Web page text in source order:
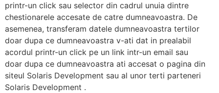
printr-un click sau selector din cadrul unuia dintre
chestionarele accesate de catre dumneavoastra. De
asemenea, transferam datele dumneavoastra tertilor
doar dupa ce dumneavoastra v-ati dat in prealabil
acordul printr-un click pe un link intr-un email sau
doar dupa ce dumneavoastra ati accesat o pagina din
siteul Solaris Development sau al unor terti parteneri
Solaris Development .